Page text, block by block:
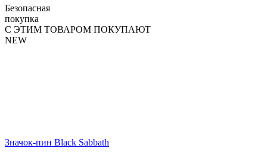
Безопасная
покупка
С ЭТИМ ТОВАРОМ ПОКУПАЮТ
NEW
Значок-пин Black Sabbath